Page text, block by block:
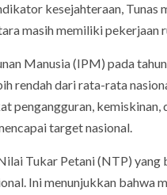
kesejahteraan, Tunas
masih memiliki pekerjaan
Manusia (IPM) pada
rendah dari rata-rata
pengangguran, kemiskinan,
target nasional.
Tukar Petani (NTP) yang
Ini menunjukkan bahwa